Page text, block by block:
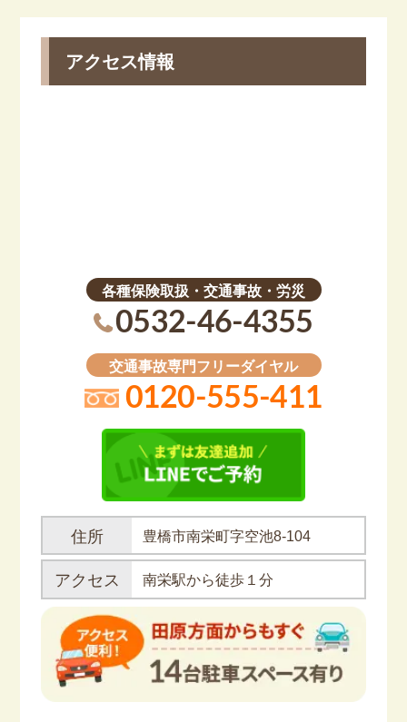
アクセス情報
各種保険取扱・交通事故・労災
0532-46-4355
交通事故専門フリーダイヤル
0120-555-411
住所 豊橋市南栄町字空池8-104
アクセス 南栄駅から徒歩１分